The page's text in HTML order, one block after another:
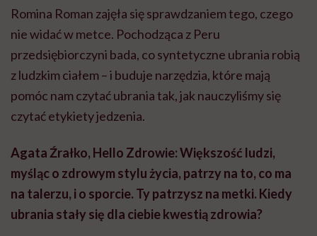
Romina Roman zajęła się sprawdzaniem tego, czego
nie widać w metce. Pochodząca z Peru
przedsiębiorczyni bada, co syntetyczne ubrania robią
z ludzkim ciałem – i buduje narzędzia, które mają
pomóc nam czytać ubrania tak, jak nauczyliśmy się
czytać etykiety jedzenia.
Agata Źrałko, Hello Zdrowie: Większość ludzi,
myśląc o zdrowym stylu życia, patrzy na to, co ma
na talerzu, i o sporcie. Ty patrzysz na metki. Kiedy
ubrania stały się dla ciebie kwestią zdrowia?